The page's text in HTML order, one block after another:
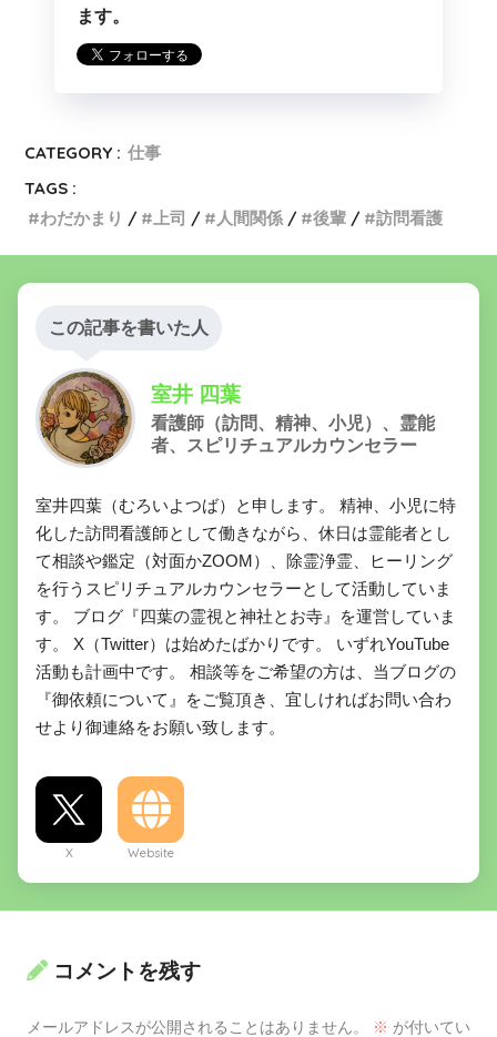
ます。
CATEGORY : 仕事
TAGS :
わだかまり
上司 人間関係 後輩 訪問看護
この記事を書いた人
室井 四葉
看護師（訪問、精神、小児）、霊能
者、スピリチュアルカウンセラー
室井四葉（むろいよつば）と申します。 精神、小児に特
化した訪問看護師として働きながら、休日は霊能者とし
て相談や鑑定（対面かZOOM）、除霊浄霊、ヒーリング
を行うスピリチュアルカウンセラーとして活動していま
す。 ブログ『四葉の霊視と神社とお寺』を運営していま
す。 X（Twitter）は始めたばかりです。 いずれYouTube
活動も計画中です。 相談等をご希望の方は、当ブログの
『御依頼について』をご覧頂き、宜しければお問い合わ
せより御連絡をお願い致します。
X Website
コメントを残す
メールアドレスが公開されることはありません。 ※ が付いてい